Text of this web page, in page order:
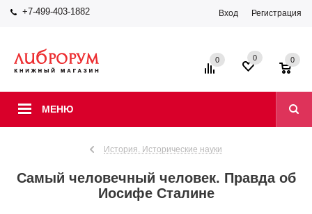
+7-499-403-1882 Вход Регистрация
МЕНЮ
0 0 0
История. Исторические науки
Самый человечный человек. Правда об
Иосифе Сталине